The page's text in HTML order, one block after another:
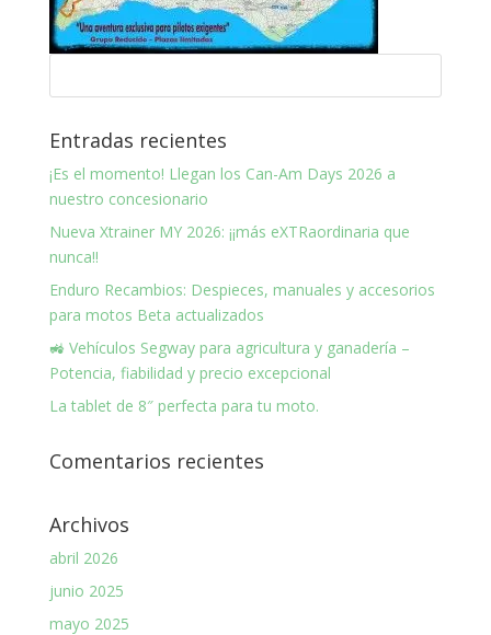
Entradas recientes
¡Es el momento! Llegan los Can-Am Days 2026 a
nuestro concesionario
Nueva Xtrainer MY 2026: ¡¡más eXTRaordinaria que
nunca!!
Enduro Recambios: Despieces, manuales y accesorios
para motos Beta actualizados
🚜 Vehículos Segway para agricultura y ganadería –
Potencia, fiabilidad y precio excepcional
La tablet de 8″ perfecta para tu moto.
Comentarios recientes
Archivos
abril 2026
junio 2025
mayo 2025